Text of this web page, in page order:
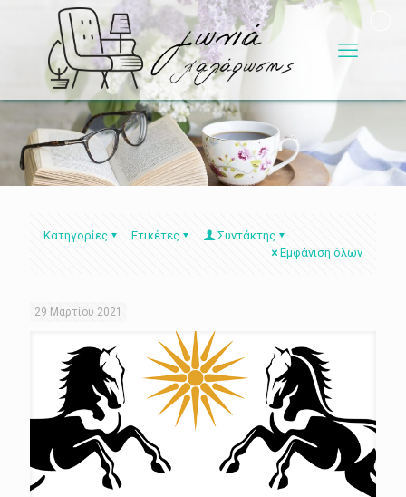
Κατηγορίες Ετικέτες
Συντάκτης
Εμφάνιση όλων
29 Μαρτίου 2021